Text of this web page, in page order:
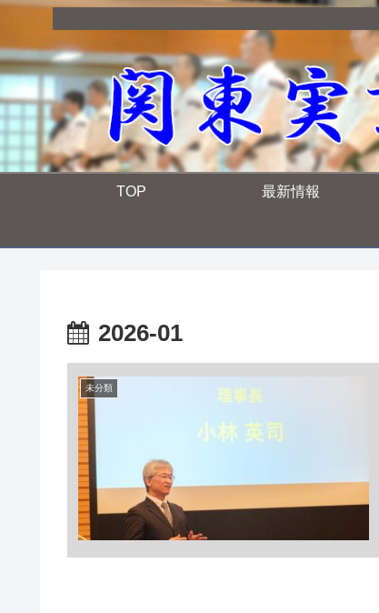
TOP 最新情報
2026-01
未分類